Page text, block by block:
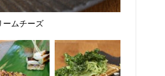
ームチーズ